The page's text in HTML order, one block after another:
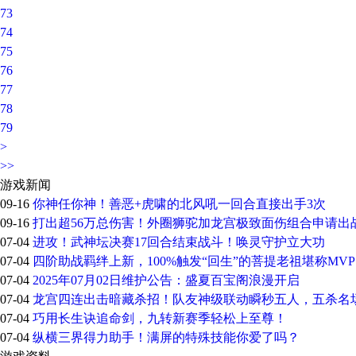
73
74
75
76
77
78
79
>
>>
游戏新闻
09-16 你神任你神！善恶+虎啸的北风吼一回合直接出手3次
09-16 打出超56万总伤害！外圈狮驼加龙宫极致面伤组合申请出
07-04 进攻！武神坛决赛17回合结束战斗！唤灵守护立大功
07-04 四阶助战羁绊上新，100%触发“回生”的菩提老祖堪称MVP
07-04 2025年07月02日维护公告：盛夏百宝阁浪漫开启
07-04 龙宫四连出击暗藏杀招！队友神级联动瞬秒五人，五杀名
07-04 巧用长生诀追命剑，九转新赛季轻松上至尊！
07-04 纵横三界得力助手！满屏的特殊技能你爱了吗？